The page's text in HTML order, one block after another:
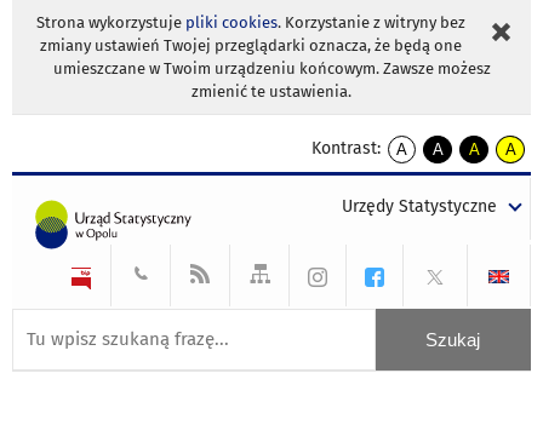
Strona wykorzystuje pliki cookies. Korzystanie z witryny bez
zmiany ustawień Twojej przeglądarki oznacza, że będą one
umieszczane w Twoim urządzeniu końcowym. Zawsze możesz
zmienić te ustawienia.
Kontrast:
A
kontrast
A
kontrast
tekst
czarnym
A
kontrast
tekst
czarnym
A
tekst
żółtym
Urzędy Statystyczne